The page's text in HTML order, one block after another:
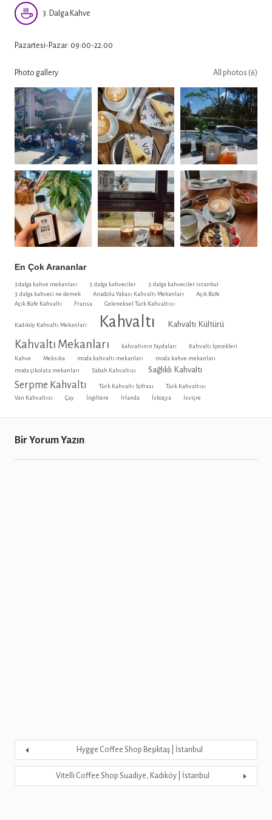
3. Dalga Kahve
Pazartesi-Pazar: 09:00-22:00
Photo gallery All photos (6)
En Çok Arananlar
3 dalga kahve mekanları 3. dalga kahveciler
3. dalga kahveciler istanbul
3. dalga kahveci ne demek
Anadolu Yakası Kahvaltı Mekanları
Açık Büfe
Açık Büfe Kahvaltı
Fransa Geleneksel Türk Kahvaltısı
Kadıköy Kahvaltı Mekanları Kahvaltı Kahvaltı Kültürü
Kahvaltı Mekanları kahvaltının faydaları
Kahvaltı İçecekleri
Kahve
Meksika moda kahvaltı mekanları
moda kahve mekanları
moda çikolata mekanları
Sabah Kahvaltısı Sağlıklı Kahvaltı
Serpme Kahvaltı Türk Kahvaltı Sofrası
Türk Kahvaltısı
Van Kahvaltısı
Çay İngiltere İrlanda İskoçya İsviçre
Bir Yorum Yazın
Hygge Coffee Shop Beşiktaş | İstanbul
Vitelli Coffee Shop Suadiye, Kadıköy | İstanbul